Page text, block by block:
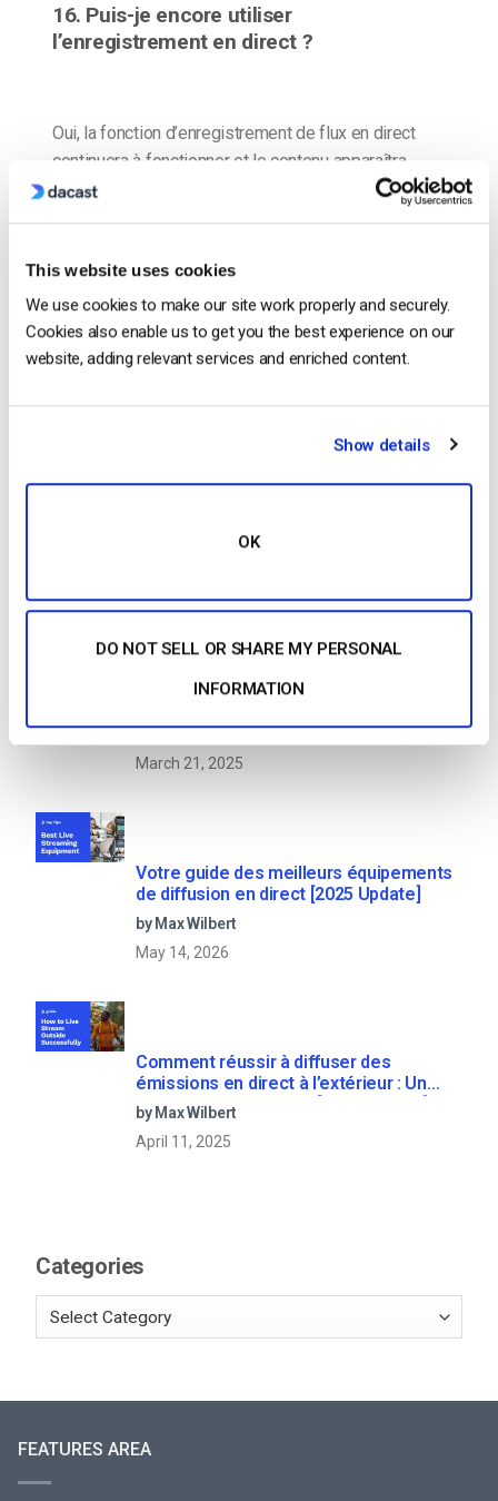
This website uses cookies
We use cookies to make our site work properly and securely.
Cookies also enable us to get you the best experience on our
website, adding relevant services and enriched content.
Show details
OK
DO NOT SELL OR SHARE MY PERSONAL
INFORMATION
16. Puis-je encore utiliser
l’enregistrement en direct ?
Oui, la fonction d’enregistrement de flux en direct
continuera à fonctionner et le contenu apparaîtra
dans la plateforme de vidéo à la demande comme
CONTINUER LA LECTURE
Comment diffuser en direct des
? [2021 Update]
by Emily Krings
March 21, 2025
Votre guide des meilleurs équipements
de diffusion en direct [2025 Update]
by Max Wilbert
May 14, 2026
Comment réussir à diffuser des
émissions en direct à l’extérieur : Un
by Max Wilbert
April 11, 2025
Categories
FEATURES AREA